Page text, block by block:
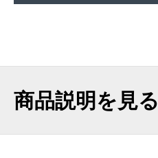
商品説明を見る